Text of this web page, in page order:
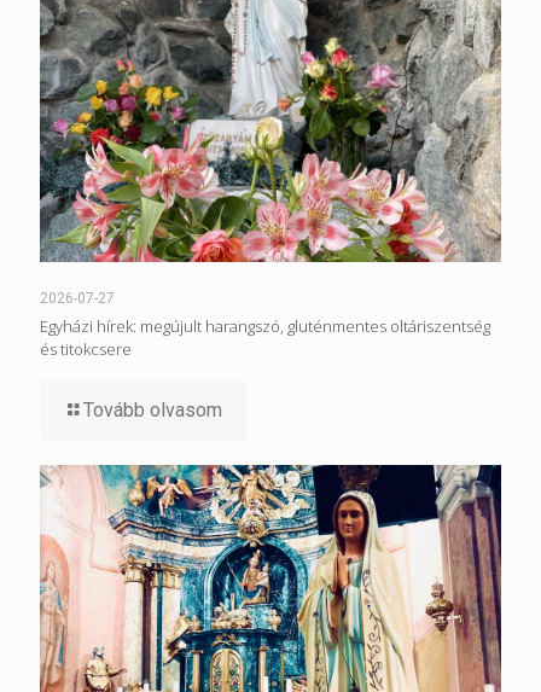
2026-07-27
Egyházi hírek: megújult harangszó, gluténmentes oltáriszentség
és titokcsere
Tovább olvasom